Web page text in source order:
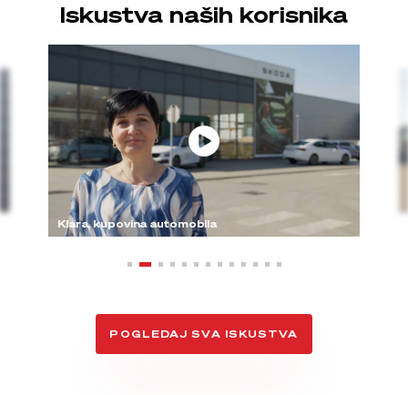
Iskustva naših korisnika
Klara, kupovina automobila
POGLEDAJ SVA ISKUSTVA